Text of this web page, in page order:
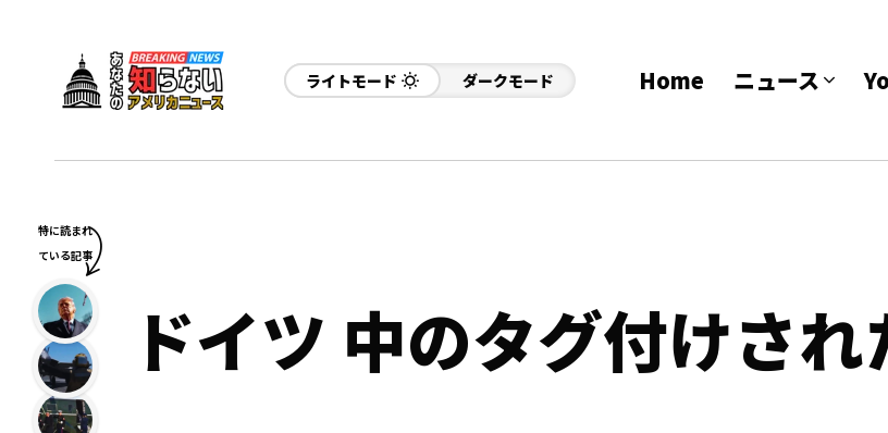
ライトモード ダークモード Home ニュース
ドイツ 中のタグ付けさ
特に読まれ
ている記事